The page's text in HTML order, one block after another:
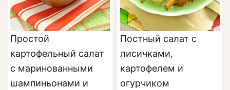
Простой
картофельный салат
с маринованными
шампиньонами и
Постный салат с
лисичками,
картофелем и
огурчиком